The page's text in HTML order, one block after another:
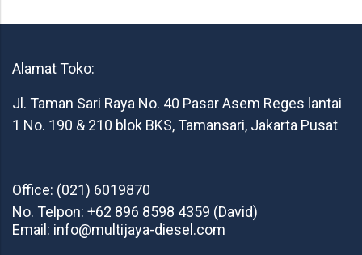
Alamat Toko:
Jl. Taman Sari Raya No. 40 Pasar Asem Reges lantai
1 No. 190 & 210 blok BKS, Tamansari, Jakarta Pusat
Office: (021) 6019870
No. Telpon: +62 896 8598 4359 (David)
Email: info@multijaya-diesel.com